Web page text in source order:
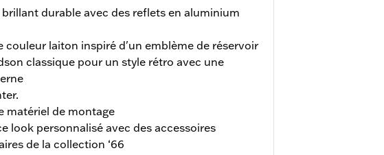
durable avec des reflets en aluminium
couleur laiton inspiré d'un emblème de réservoir
classique pour un style rétro avec une
matériel de montage
look personnalisé avec des accessoires
de la collection ‘66